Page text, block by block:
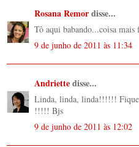
Rosana Remordisse...
Tô aqui babando...coisa
9 de junho de 2011 às 11:34
Andriettedisse...
Linda, linda, linda!!!!!!
!!!!! Bjs
9 de junho de 2011 às 12:02